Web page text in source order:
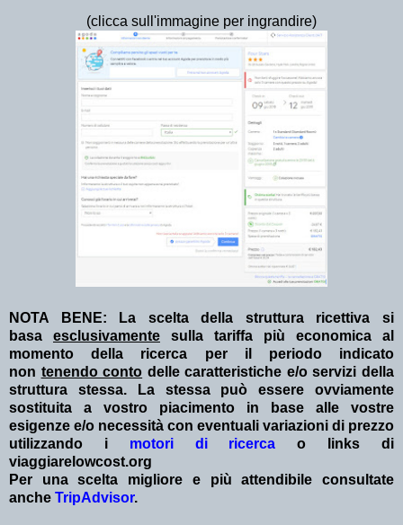
(clicca sull'immagine per ingrandire)
NOTA BENE: La scelta della struttura ricettiva si
basa esclusivamente sulla tariffa più economica al
momento della ricerca per il periodo indicato
non tenendo conto delle caratteristiche e/o servizi della
struttura stessa. La stessa può essere ovviamente
sostituita a vostro piacimento in base alle vostre
esigenze e/o necessità con eventuali variazioni di prezzo
utilizzando i motori di ricerca o links di
viaggiarelowcost.org
Per una scelta migliore e più attendibile consultate
anche TripAdvisor.